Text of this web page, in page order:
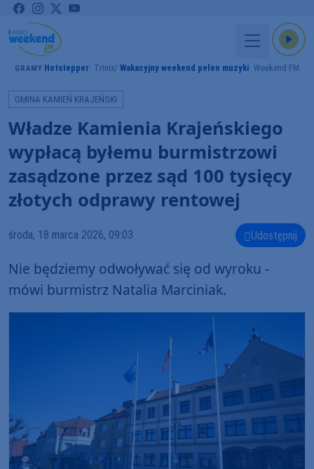
GRAMY Hotstepper Trinix Wakacyjny weekend pełen muzyki Weekend FM
GMINA KAMIEŃ KRAJEŃSKI
Władze Kamienia Krajeńskiego
wypłacą byłemu burmistrzowi
zasądzone przez sąd 100 tysięcy
złotych odprawy rentowej
środa, 18 marca 2026, 09:03 Udostępnij
Nie będziemy odwoływać się od wyroku -
mówi burmistrz Natalia Marciniak.